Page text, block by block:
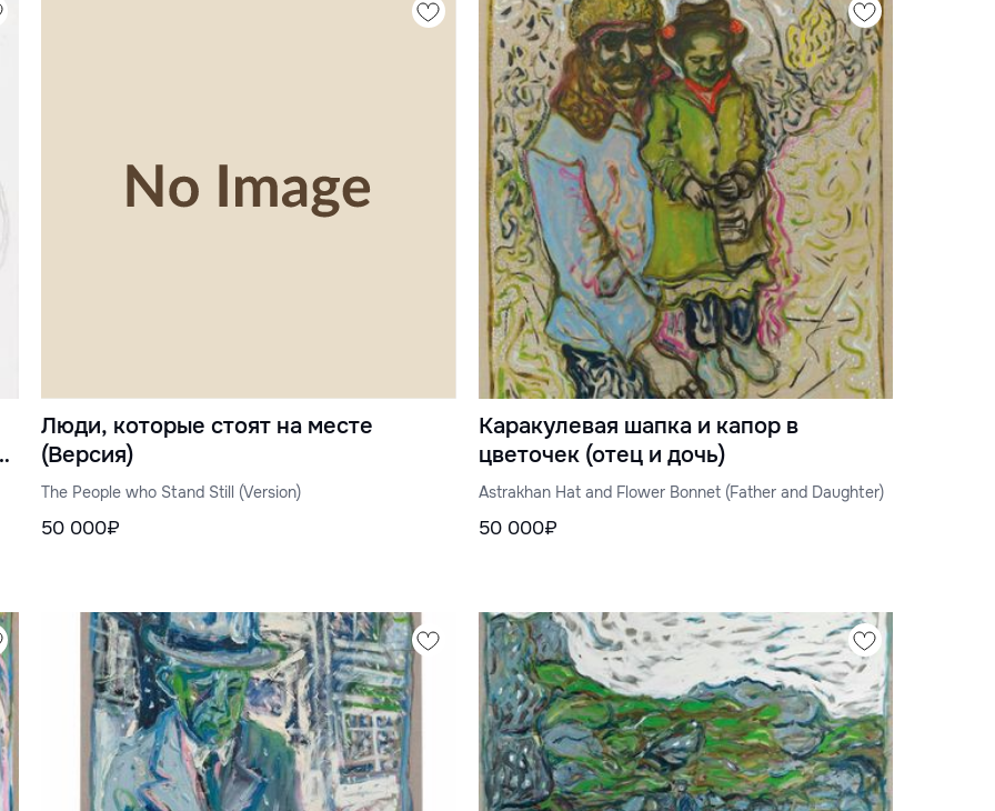
Люди, которые стоят на месте
(Версия)
The People who Stand Still (Version)
50 000₽
Каракулевая шапка и капор в
цветочек (отец и дочь)
Astrakhan Hat and Flower Bonnet (Father and Daughter)
50 000₽